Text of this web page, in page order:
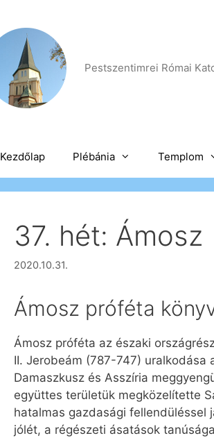
Pestszentimrei Római
Kezdőlap Plébánia Templom
37. hét: Ámosz
2020.10.31.
Ámosz próféta
Ámosz próféta az északi
II. Jerobeám (787-747) uralkodása
Damaszkusz és Asszíria
együttes területük megközelítette
hatalmas gazdasági
jólét, a régészeti ásatások